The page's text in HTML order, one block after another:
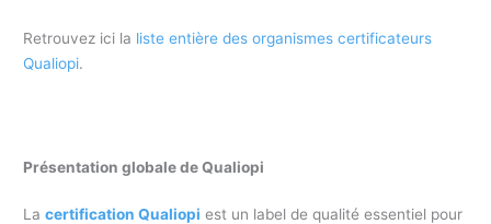
Retrouvez ici la liste entière des organismes certificateurs
Qualiopi.
Présentation globale de Qualiopi
Lacertification Qualiopi est un label de qualité essentiel pour